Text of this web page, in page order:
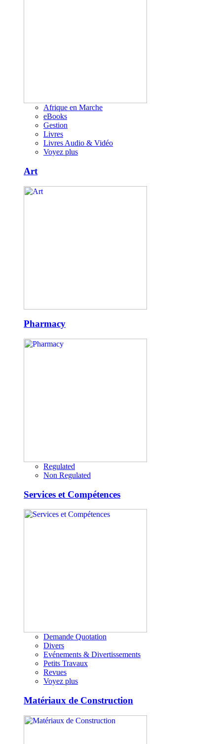
Afrique en Marche
eBooks
Gestion
Livres
Livres Audio & Vidéo
Voyez plus
Art
Pharmacy
Regulated
Non Regulated
Services et Compétences
Demande Quotation
Divers
Evénements & Divertissements
Petits Travaux
Revues
Voyez plus
Matériaux de Construction